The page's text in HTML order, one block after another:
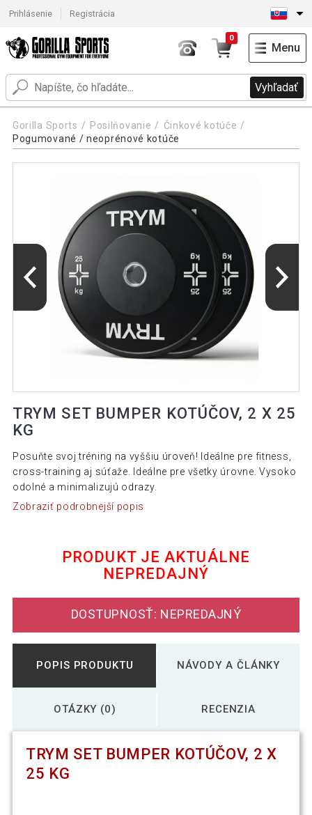
Prihlásenie Registrácia
Vyhľadať
0
Menu
Gorilla Sports Posilňovanie
Činkové kotúče
Pogumované / neoprénové kotúče
TRYM SET BUMPER KOTÚČOV, 2 X 25
KG
Posuňte svoj tréning na vyššiu úroveň! Ideálne pre fitness,
cross-training aj súťaže. Ideálne pre všetky úrovne. Vysoko
odolné a minimalizujú odrazy.
Zobraziť podrobnejší popis
PRODUKT JE AKTUÁLNE
NEPREDAJNÝ
DOSTUPNOSŤ: NEPREDAJNÝ
POPIS PRODUKTU NÁVODY A ČLÁNKY
OTÁZKY (0) RECENZIA
TRYM SET BUMPER KOTÚČOV, 2 X
25 KG